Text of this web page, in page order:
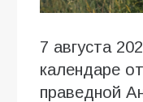
7 августа
календаре
праведной